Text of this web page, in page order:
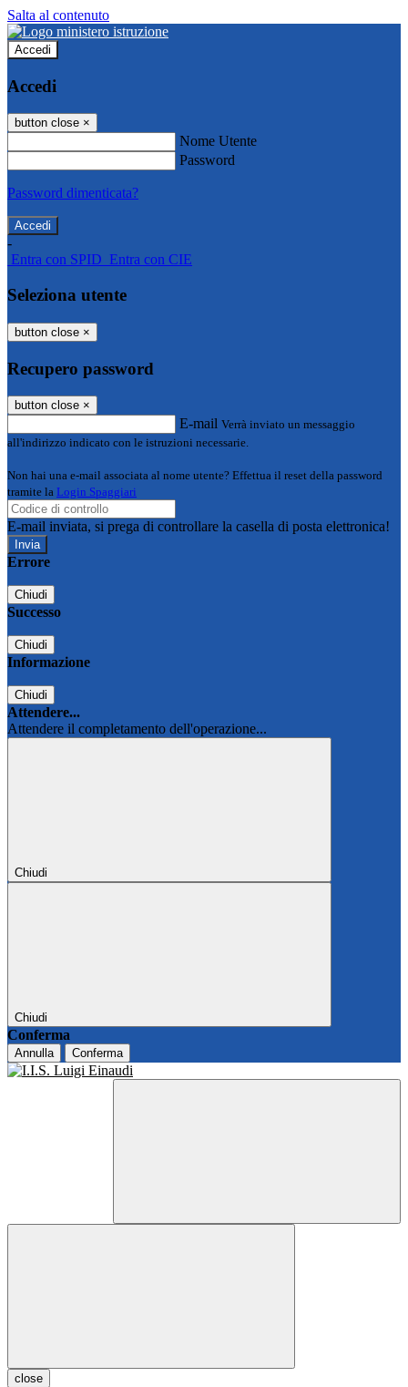
Salta al contenuto
Accedi
Accedi
button close ×
Nome Utente
Password
Password dimenticata?
-
Entra con SPID Entra con CIE
Seleziona utente
button close ×
Recupero password
button close ×
E-mail Verrà inviato un messaggio
all'indirizzo indicato con le istruzioni necessarie.
Non hai una e-mail associata al nome utente? Effettua il reset della password
tramite la Login Spaggiari
E-mail inviata, si prega di controllare la casella di posta elettronica!
Errore
Chiudi
Successo
Chiudi
Informazione
Chiudi
Attendere...
Attendere il completamento dell'operazione...
Chiudi
Chiudi
Conferma
Annulla Conferma
close